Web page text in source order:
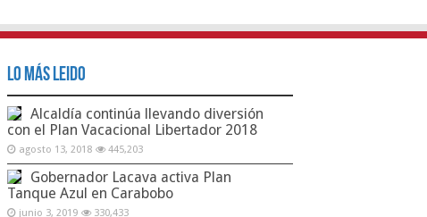
Lo Más Leido
Alcaldía continúa llevando diversión
con el Plan Vacacional Libertador 2018
agosto 13, 2018 445,203
Gobernador Lacava activa Plan
Tanque Azul en Carabobo
junio 3, 2019 330,433